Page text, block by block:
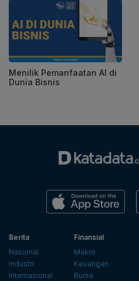
Menilik Pemanfaatan AI di
Dunia Bisnis
Berita
Nasional
Industri
Internasional
Finansial
Makro
Keuangan
Bursa